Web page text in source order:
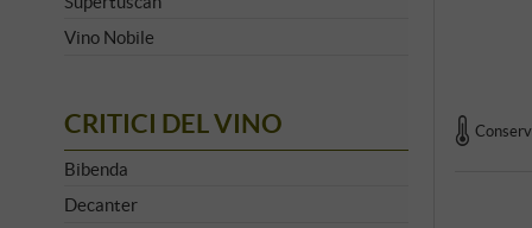
Vino Nobile
CRITICI DEL VINO
Bibenda
Decanter